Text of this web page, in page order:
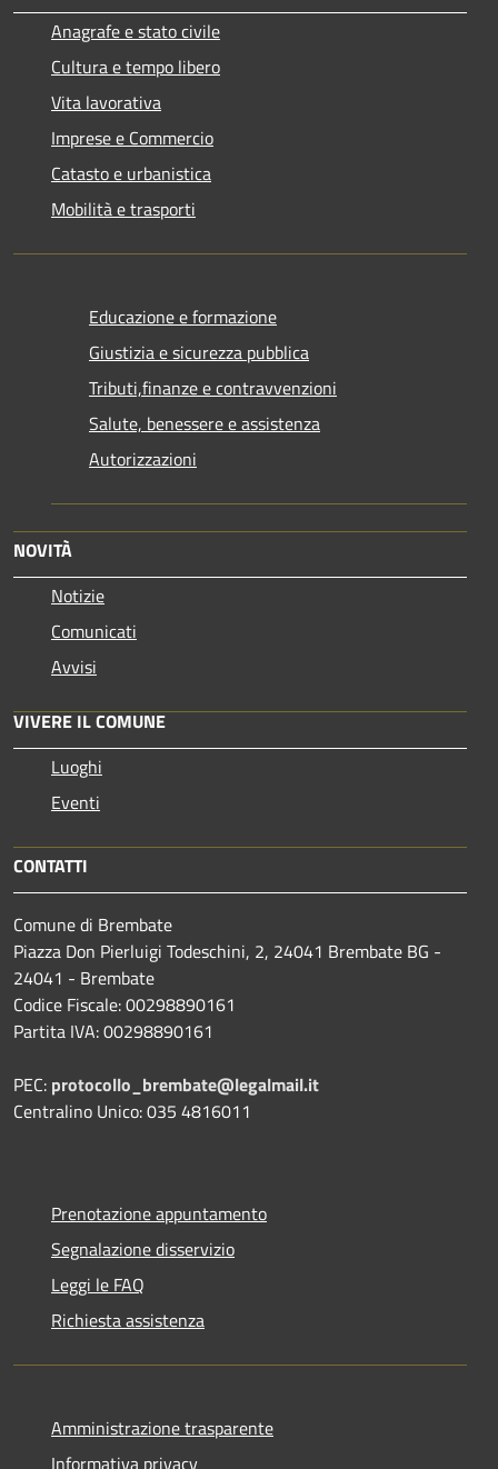
Anagrafe e stato civile
Cultura e tempo libero
Vita lavorativa
Imprese e Commercio
Catasto e urbanistica
Mobilità e trasporti
Educazione e formazione
Giustizia e sicurezza pubblica
Tributi,finanze e contravvenzioni
Salute, benessere e assistenza
Autorizzazioni
NOVITÀ
Notizie
Comunicati
Avvisi
VIVERE IL COMUNE
Luoghi
Eventi
CONTATTI
Comune di Brembate
Piazza Don Pierluigi Todeschini, 2, 24041 Brembate BG -
24041 - Brembate
Codice Fiscale: 00298890161
Partita IVA: 00298890161
PEC: protocollo_brembate@legalmail.it
Centralino Unico: 035 4816011
Prenotazione appuntamento
Segnalazione disservizio
Leggi le FAQ
Richiesta assistenza
Amministrazione trasparente
Informativa privacy